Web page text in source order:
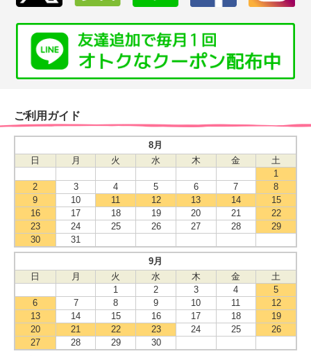
ご利用ガイド
8月
日
月 火 水 木 金
土
1
2
3 4 5 6 7
8
9
10 11 12 13 14
15
16
17 18 19 20 21
22
23
24 25 26 27 28
29
30
31
9月
日
月 火 水 木 金
土
1
2 3 4
5
6
7 8 9 10 11
12
13
14 15 16 17 18
19
20
21 22 23 24 25
26
27
28 29 30